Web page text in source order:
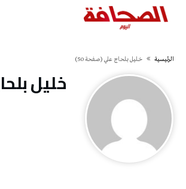
‫الرئيسية‬ خليل‭ ‬بلحاج‭ ‬علي (‫صفحة‬ 50)
خليل‭ ‬بلحاج‭ ‬علي